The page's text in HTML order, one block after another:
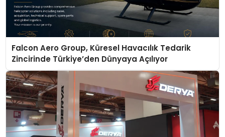
Falcon Aero Group, Küresel Havacılık Tedarik
Zincirinde Türkiye’den Dünyaya Açılıyor